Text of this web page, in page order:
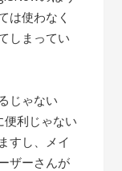
は使わなく
しまってい
じゃない
利じゃない
すし、メイ
ザーさんが